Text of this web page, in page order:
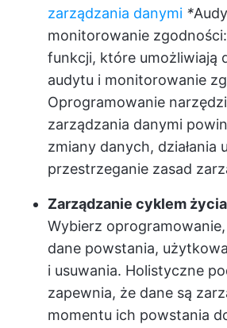
zarządzania danymi *
monitorowanie
funkcji, które umożliwiają
audytu i monitorowanie
Oprogramowanie
zarządzania danymi
zmiany danych, działania
przestrzeganie zasad
Zarządzanie cyklem
Wybierz
dane powstania,
i usuwania. Holistyczne
zapewnia, że dane są
momentu ich powstania